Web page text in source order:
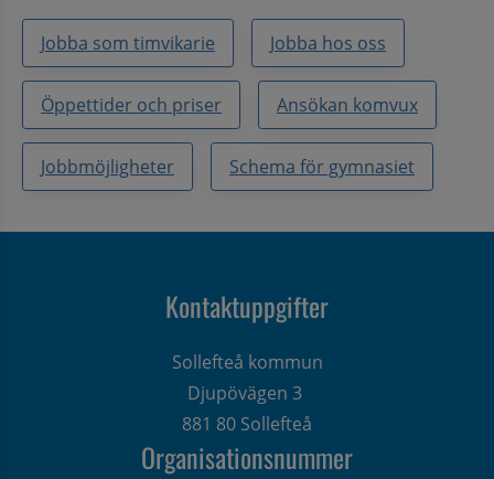
Jobba som timvikarie Jobba hos oss
Öppettider och priser Ansökan komvux
Jobbmöjligheter Schema för gymnasiet
Kontaktuppgifter
Sollefteå kommun
Djupövägen 3
881 80 Sollefteå
Organisationsnummer